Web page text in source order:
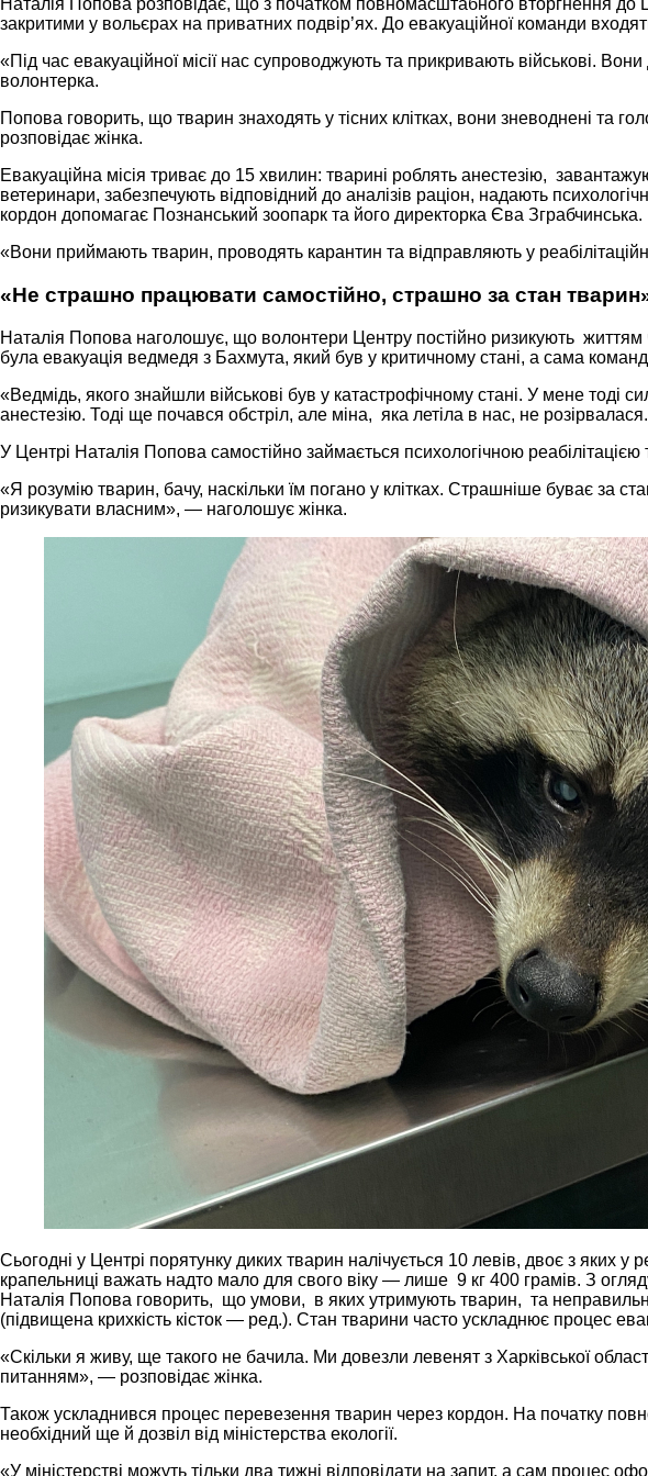
Наталія Попова розповідає, що з початком повномасштабного вторгнення до
закритими у вольєрах на приватних подвір’ях. До евакуаційної команди
«Під час евакуаційної місії нас супроводжують та прикривають військові.
волонтерка.
Попова говорить, що тварин знаходять у тісних клітках, вони зневоднені та
розповідає жінка.
Евакуаційна місія триває до 15 хвилин: тварині роблять анестезію,
ветеринари, забезпечують відповідний до аналізів раціон, надають
кордон допомагає Познанський зоопарк та його директорка Єва Зграбчинська.
«Вони приймають тварин, проводять карантин та відправляють у
«Не страшно працювати самостійно, страшно за стан
Наталія Попова наголошує, що волонтери Центру постійно ризикують життям
була евакуація ведмедя з Бахмута, який був у критичному стані, а сама
«Ведмідь, якого знайшли військові був у катастрофічному стані. У мене
анестезію. Тоді ще почався обстріл, але міна, яка летіла в нас, не
У Центрі Наталія Попова самостійно займається психологічною
«Я розумію тварин, бачу, наскільки їм погано у клітках. Страшніше буває за
ризикувати власним», — наголошує жінка.
Сьогодні у Центрі порятунку диких тварин налічується 10 левів, двоє з яких
крапельниці важать надто мало для свого віку — лише 9 кг 400 грамів. З
Наталія Попова говорить, що умови, в яких утримують тварин, та
(підвищена крихкість кісток — ред.). Стан тварини часто ускладнює процес
«Скільки я живу, ще такого не бачила. Ми довезли левенят з Харківської
питанням», — розповідає жінка.
Також ускладнився процес перевезення тварин через кордон. На початку
необхідний ще й дозвіл від міністерства екології.
«У міністерстві можуть тільки два тижні відповідати на запит, а сам процес